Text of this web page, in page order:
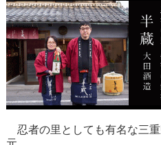
忍者の里としても有名な三